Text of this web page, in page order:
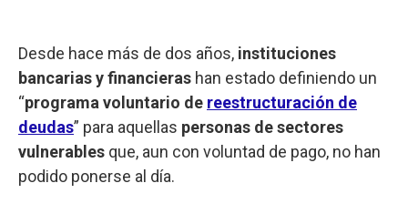
Desde hace más de dos años, instituciones
bancarias y financieras han estado definiendo un
“programa voluntario de reestructuración de
deudas” para aquellas personas de sectores
vulnerables que, aun con voluntad de pago, no han
podido ponerse al día.